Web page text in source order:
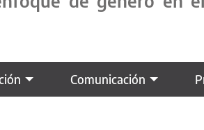
Comunicación